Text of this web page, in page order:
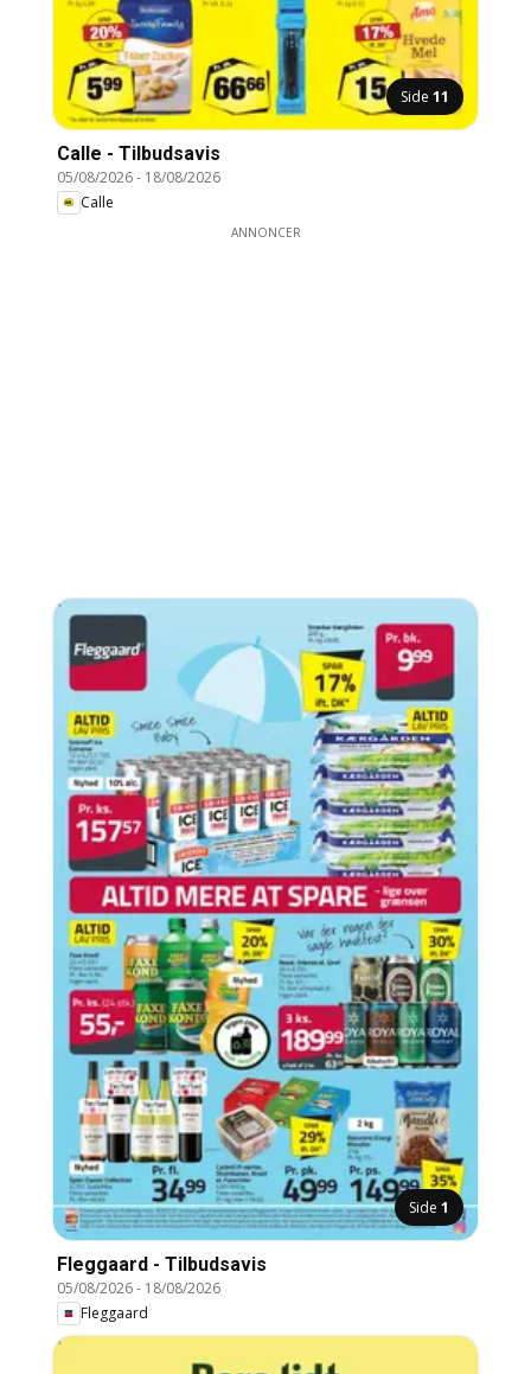
Side 11
Calle - Tilbudsavis
05/08/2026- 18/08/2026
Calle
ANNONCER
Side 1
Fleggaard - Tilbudsavis
05/08/2026- 18/08/2026
Fleggaard